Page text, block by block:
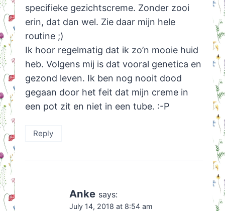
specifieke gezichtscreme. Zonder zooi
erin, dat dan wel. Zie daar mijn hele
routine ;)
Ik hoor regelmatig dat ik zo’n mooie huid
heb. Volgens mij is dat vooral genetica en
gezond leven. Ik ben nog nooit dood
gegaan door het feit dat mijn creme in
een pot zit en niet in een tube. :-P
Reply
Anke says:
July 14, 2018 at 8:54 am